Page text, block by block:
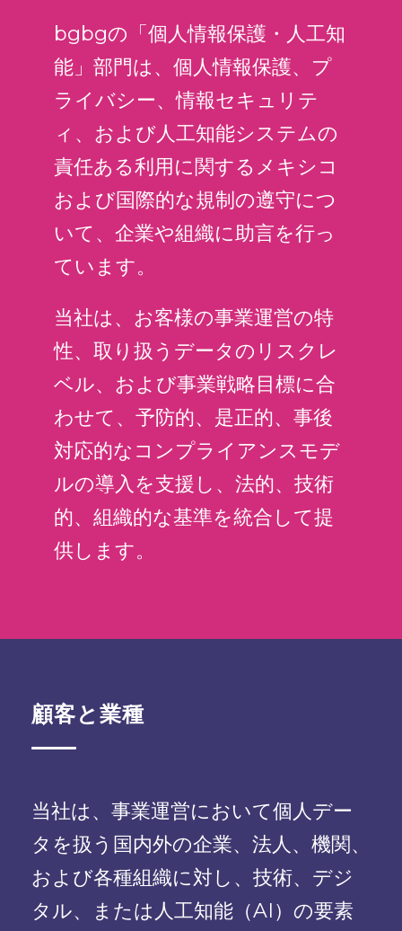
bgbgの「個人情報保護・人工知
能」部門は、個人情報保護、プ
ライバシー、情報セキュリテ
ィ、および人工知能システムの
責任ある利用に関するメキシコ
および国際的な規制の遵守につ
いて、企業や組織に助言を行っ
ています。
当社は、お客様の事業運営の特
性、取り扱うデータのリスクレ
ベル、および事業戦略目標に合
わせて、予防的、是正的、事後
対応的なコンプライアンスモデ
ルの導入を支援し、法的、技術
的、組織的な基準を統合して提
供します。
顧客と業種
当社は、事業運営において個人デー
タを扱う国内外の企業、法人、機関、
および各種組織に対し、技術、デジ
タル、または人工知能（AI）の要素